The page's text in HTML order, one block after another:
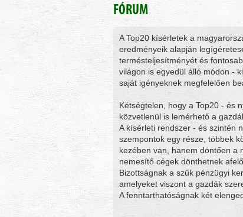
FÓRUM
A Top20 kísérletek a
eredményeik alapján
termésteljesítményét és
világon is egyedül álló módon -
saját igényeknek megfelelően
Kétségtelen, hogy a Top20 - és
közvetlenül is lemérhető a
A kísérleti rendszer - és szintén
szempontok egy része, többek
kezében van, hanem döntően a
nemesítő cégek dönthetnek
Bizottságnak a szűk pénzügyi
amelyeket viszont a gazdák
A fenntarthatóságnak két